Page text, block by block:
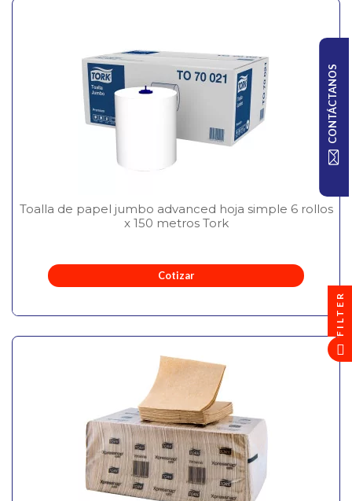
Toalla de papel jumbo advanced hoja simple 6 rollos
x 150 metros Tork
Cotizar
CONTÁCTANOS
FILTER